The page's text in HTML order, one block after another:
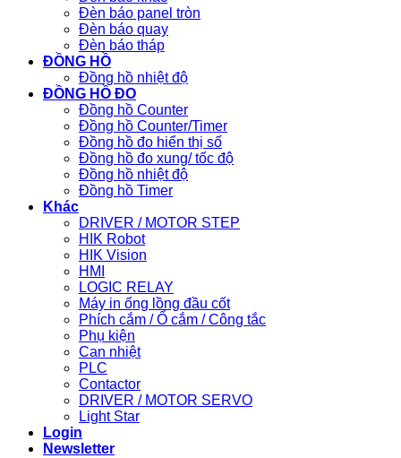
Đèn báo panel tròn
Đèn báo quay
Đèn báo tháp
ĐỒNG HỒ
Đồng hồ nhiệt độ
ĐỒNG HỒ ĐO
Đồng hồ Counter
Đồng hồ Counter/Timer
Đồng hồ đo hiển thị số
Đồng hồ đo xung/ tốc độ
Đồng hồ nhiệt độ
Đồng hồ Timer
Khác
DRIVER / MOTOR STEP
HIK Robot
HIK Vision
HMI
LOGIC RELAY
Máy in ống lồng đầu cốt
Phích cắm / Ổ cắm / Công tắc
Phụ kiện
Can nhiệt
PLC
Contactor
DRIVER / MOTOR SERVO
Light Star
Login
Newsletter